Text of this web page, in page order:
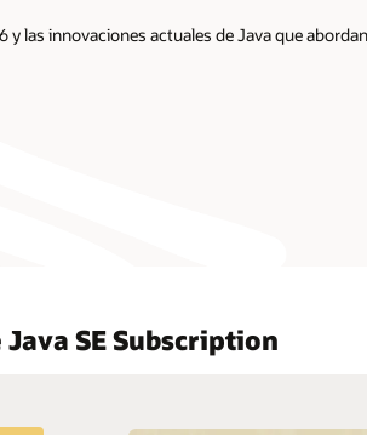
las innovaciones actuales de Java que
SE Subscription